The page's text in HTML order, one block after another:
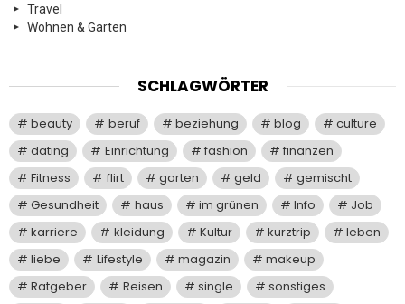
Travel
Wohnen & Garten
SCHLAGWÖRTER
beauty beruf beziehung blog
culture
dating
Einrichtung fashion
finanzen
Fitness
flirt garten geld
gemischt
Gesundheit
haus im grünen Info
Job
karriere
kleidung Kultur kurztrip
leben
liebe
Lifestyle magazin
makeup
Ratgeber
Reisen single
sonstiges